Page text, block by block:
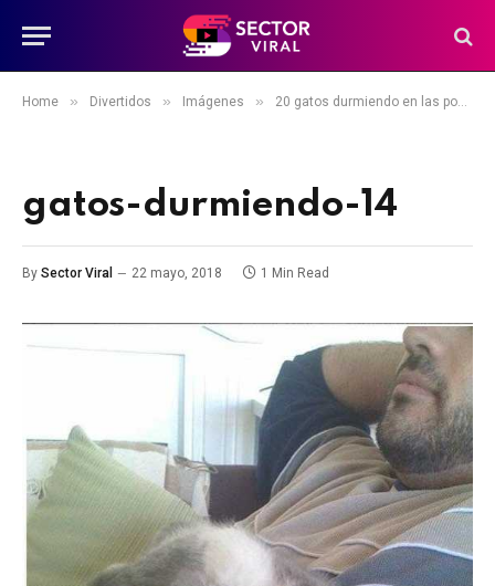
Home » Divertidos » Imágenes » 20 gatos durmiendo en las posturas y poses más adorables
gatos-durmiendo-14
By Sector Viral 22 mayo, 2018 1 Min Read